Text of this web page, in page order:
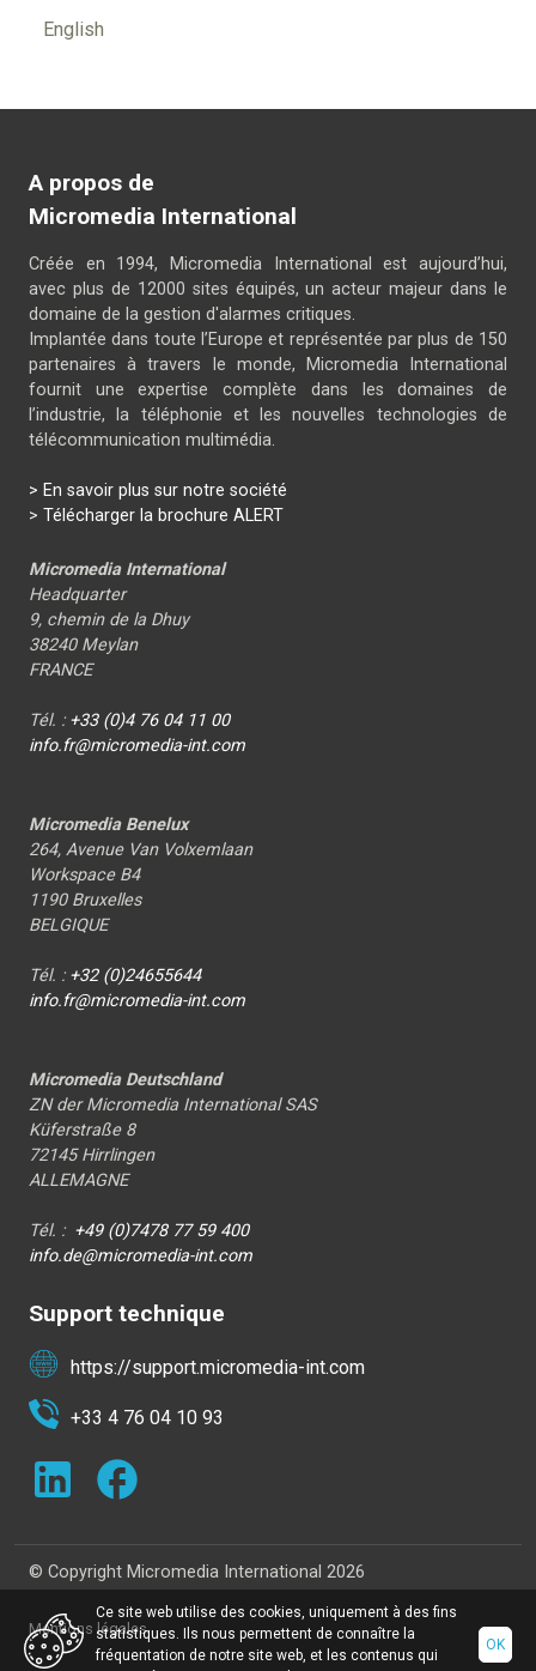
English
A propos de
Micromedia International
Créée en 1994, Micromedia International est aujourd’hui,
avec plus de 12000 sites équipés, un acteur majeur dans le
domaine de la gestion d'alarmes critiques.
Implantée dans toute l’Europe et représentée par plus de 150
partenaires à travers le monde, Micromedia International
fournit une expertise complète dans les domaines de
l’industrie, la téléphonie et les nouvelles technologies de
télécommunication multimédia.
> En savoir plus sur notre société
> Télécharger la brochure ALERT
Micromedia International
Headquarter
9, chemin de la Dhuy
38240 Meylan
FRANCE
Tél. : +33 (0)4 76 04 11 00
info.fr@micromedia-int.com
Micromedia Benelux
264, Avenue Van Volxemlaan
Workspace B4
1190 Bruxelles
BELGIQUE
Tél. : +32 (0)24655644
info.fr@micromedia-int.com
Micromedia Deutschland
ZN der Micromedia International SAS
Küferstraße 8
72145 Hirrlingen
ALLEMAGNE
Tél. : +49 (0)7478 77 59 400
info.de@micromedia-int.com
Support technique
https://support.micromedia-int.com
+33 4 76 04 10 93
© Copyright Micromedia International 2026
Mentions légales
Ce site web utilise des cookies, uniquement à des fins
statistiques. Ils nous permettent de connaître la
fréquentation de notre site web, et les contenus qui
OK